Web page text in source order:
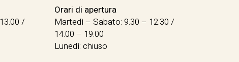
/
Orari di apertura
Martedì – Sabato: 9.30 – 12.30 /
14.00 – 19.00
Lunedì: chiuso